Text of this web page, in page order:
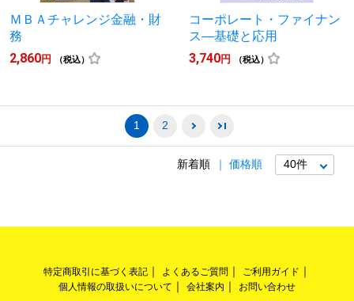
ＭＢＡチャレンジ金融・財
務
2,860円 （税込）
コーポレート・ファイナン
ス―基礎と応用
3,740円 （税込）
1 2
新着順 価格順
特定商取引に基づく表記 よくあるご質問
ご利用ガイド
個人情報の取扱いについて
会社案内 お問い合わせ